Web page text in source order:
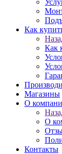
Как
Как
Магазины
О
О
Контакты